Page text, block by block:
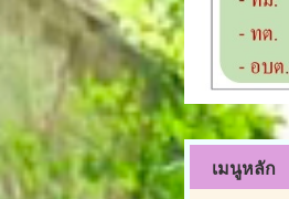
เมนูหลัก